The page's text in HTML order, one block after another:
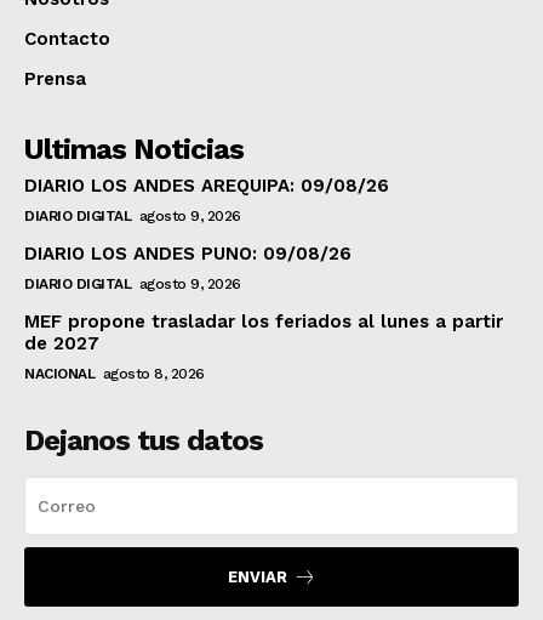
Contacto
Prensa
Ultimas Noticias
DIARIO LOS ANDES AREQUIPA: 09/08/26
DIARIO DIGITAL agosto 9, 2026
DIARIO LOS ANDES PUNO: 09/08/26
DIARIO DIGITAL agosto 9, 2026
MEF propone trasladar los feriados al lunes a partir
de 2027
NACIONAL agosto 8, 2026
Dejanos tus datos
ENVIAR